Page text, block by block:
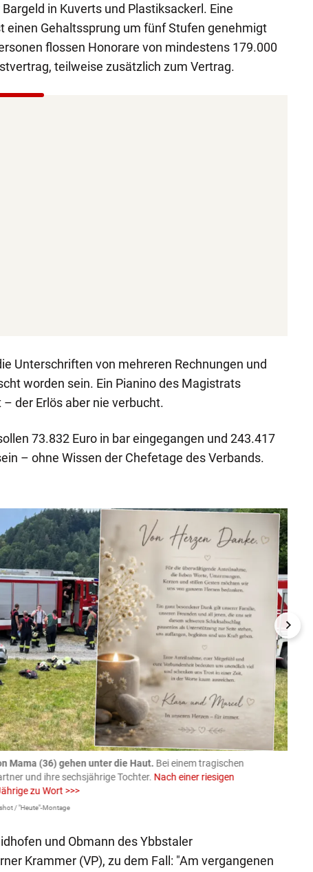
in Kuverts und Plastiksackerl. Eine
einen Gehaltssprung um fünf Stufen genehmigt
flossen Honorare von mindestens 179.000
teilweise zusätzlich zum Vertrag.
Unterschriften von mehreren Rechnungen und
worden sein. Ein Pianino des Magistrats
der Erlös aber nie verbucht.
73.832 Euro in bar eingegangen und 243.417
– ohne Wissen der Chefetage des Verbands.
Mama (36) gehen unter die Haut. Bei einem tragischen
und ihre sechsjährige Tochter. Nach einer riesigen
zu Wort >>>
/ "Heute"-Montage
und Obmann des Ybbstaler
Krammer (VP), zu dem Fall: "Am vergangenen